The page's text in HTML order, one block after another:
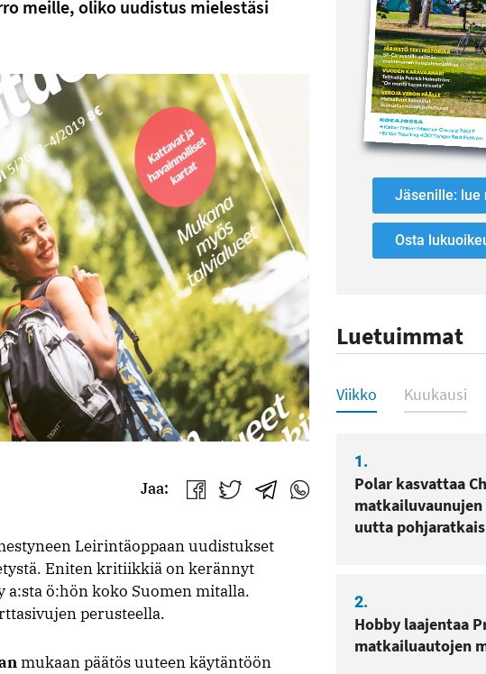
meille, oliko uudistus mielestäsi
Jaa:
Jaa
Jaa
Jaa
Telegrammissa
Jaa
WhatsAppissa
Leirintäoppaan uudistukset
Eniten kritiikkiä on kerännyt
ö:hön koko Suomen mitalla.
perusteella.
mukaan päätös uuteen käytäntöön
Jäsenille: lue
Osta
Luetuimmat
Luetuimmat
Viikko Kuukausi
1.
Polar kasvattaa
uutta
2.
Hobby laajentaa
matkailuautojen